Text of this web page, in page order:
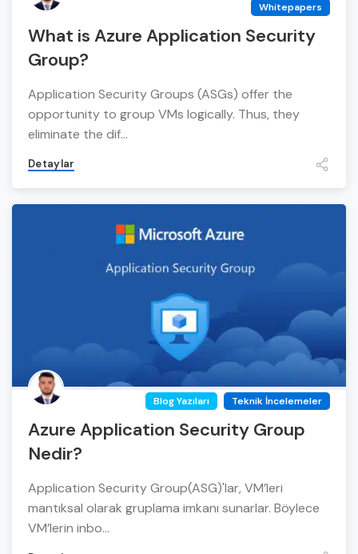
Whitepapers
What is Azure Application Security
Group?
Application Security Groups (ASGs) offer the
opportunity to group VMs logically. Thus, they
eliminate the dif...
Detaylar
Blog Yazıları Teknik İncelemeler
Azure Application Security Group
Nedir?
Application Security Group(ASG)'lar, VM’leri
mantıksal olarak gruplama imkanı sunarlar. Böylece
VM’lerin inbo...